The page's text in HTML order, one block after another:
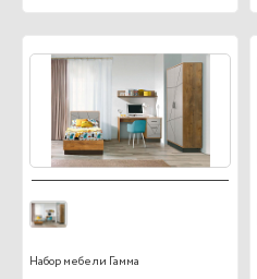
Набор мебели Гамма